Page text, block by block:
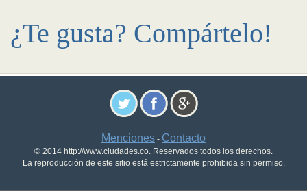
¿Te gusta? Compártelo!
Menciones - Contacto
© 2014 http://www.ciudades.co. Reservados todos los derechos.
La reproducción de este sitio está estrictamente prohibida sin permiso.